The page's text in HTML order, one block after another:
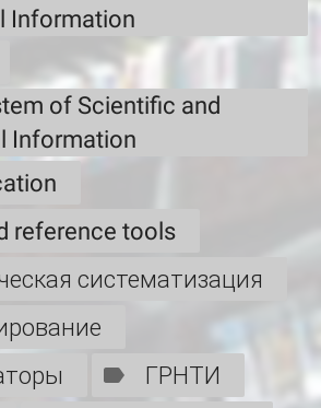
Information
of Scientific and
Information
reference tools
систематизация
ГРНТИ